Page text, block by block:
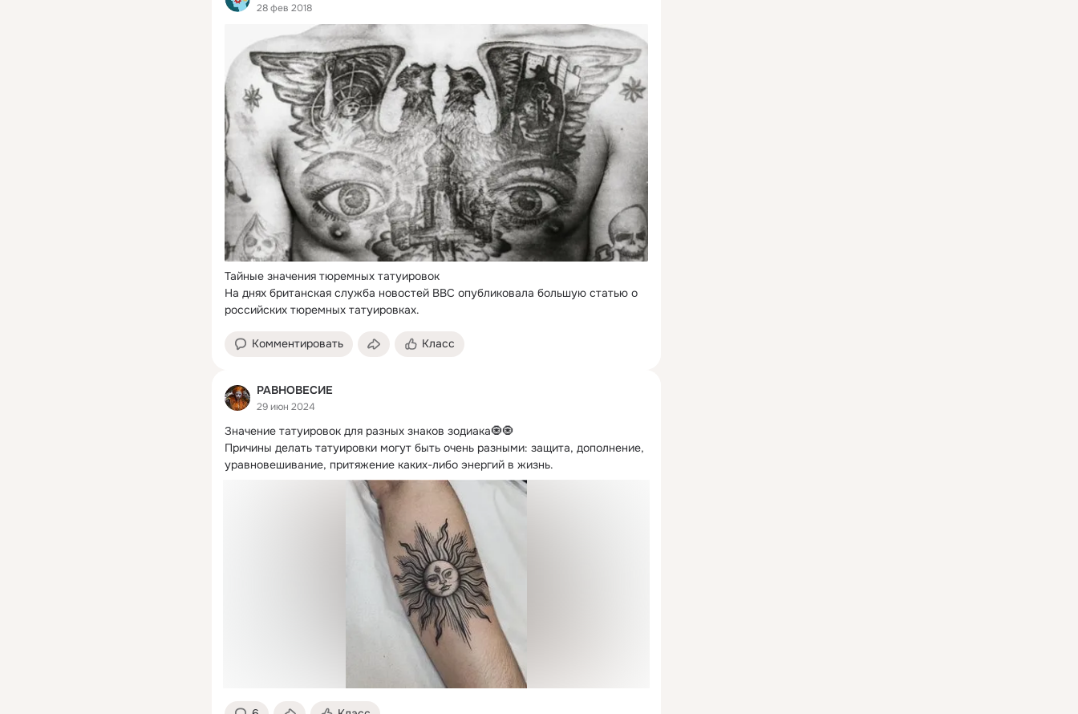
28 фев 2018
Тайные значения тюремных татуировок
На днях британская служба новостей BBC опубликовала большую статью о
российских тюремных татуировках.
Комментировать Класс
РАВНОВЕСИЕ
29 июн 2024
Значение татуировок для разных знаков зодиака🧿🧿
Причины делать татуировки могут быть очень разными: защита, дополнение,
уравновешивание, притяжение каких-либо энергий в жизнь.